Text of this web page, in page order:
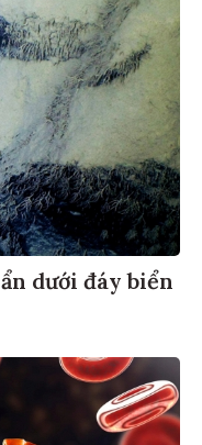
dưới đáy biển